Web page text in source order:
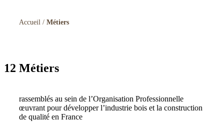
Accueil / Métiers
12 Métiers
rassemblés au sein de l’Organisation Professionnelle
œuvrant pour développer l’industrie bois et la construction
de qualité en France